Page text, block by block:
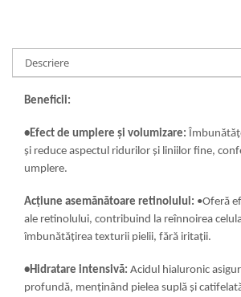
Descriere
Beneficii:
•Efect de umplere și volumizare:
și reduce aspectul ridurilor și liniilor fine,
umplere.
Acțiune asemănătoare retinolului: •Oferă
ale retinolului, contribuind la reînnoirea
îmbunătățirea texturii pielii, fără iritații.
•Hidratare intensivă: Acidul hialuronic
profundă, menținând pielea suplă și